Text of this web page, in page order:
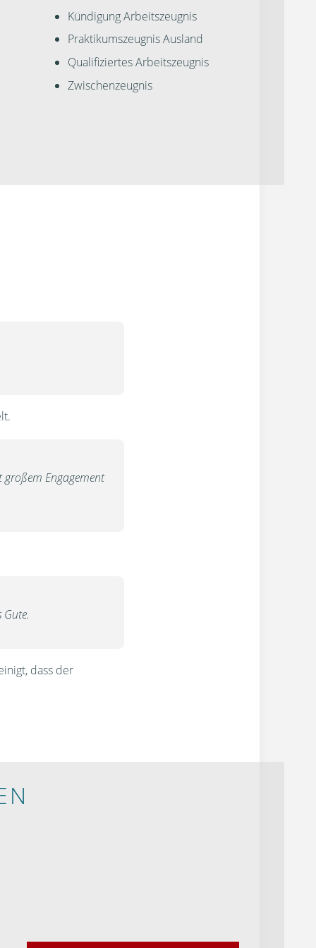
Kündigung Arbeitszeugnis
Praktikumszeugnis Ausland
Qualifiziertes Arbeitszeugnis
Zwischenzeugnis
Engagement
dass der